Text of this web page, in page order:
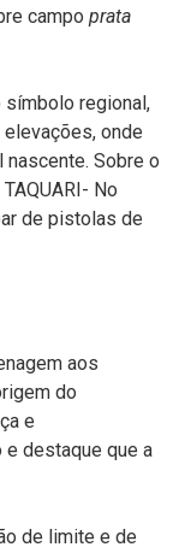
campo prata
símbolo regional,
onde
nascente. Sobre o
No
de pistolas de
aos
do
e
destaque que a
de limite e de